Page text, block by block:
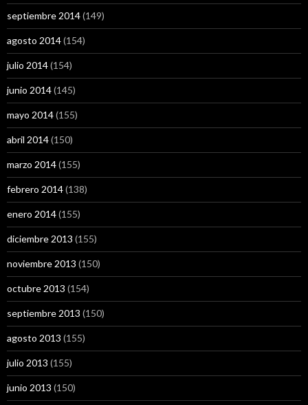
septiembre 2014(149)
agosto 2014(154)
julio 2014(154)
junio 2014(145)
mayo 2014(155)
abril 2014(150)
marzo 2014(155)
febrero 2014(138)
enero 2014(155)
diciembre 2013 (155)
noviembre 2013 (150)
octubre 2013 (154)
septiembre 2013 (150)
agosto 2013 (155)
julio 2013 (155)
junio 2013 (150)